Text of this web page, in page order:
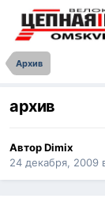
Архив
архив
АвторDimix
24 декабря, 2009